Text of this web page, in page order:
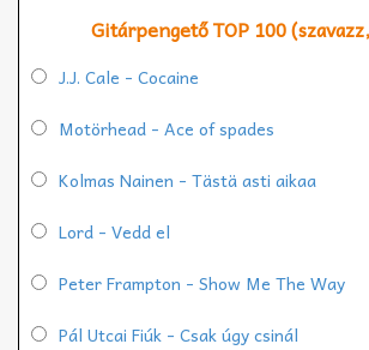
Gitárpengető TOP 100
J.J. Cale - Cocaine
Motörhead - Ace of spades
Kolmas Nainen - Tästä asti aikaa
Lord - Vedd el
Peter Frampton - Show Me The Way
Pál Utcai Fiúk - Csak úgy csinál